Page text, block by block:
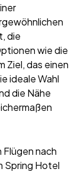
die
wie die
Ziel, das einen
ideale Wahl
die Nähe
nach
Spring Hotel